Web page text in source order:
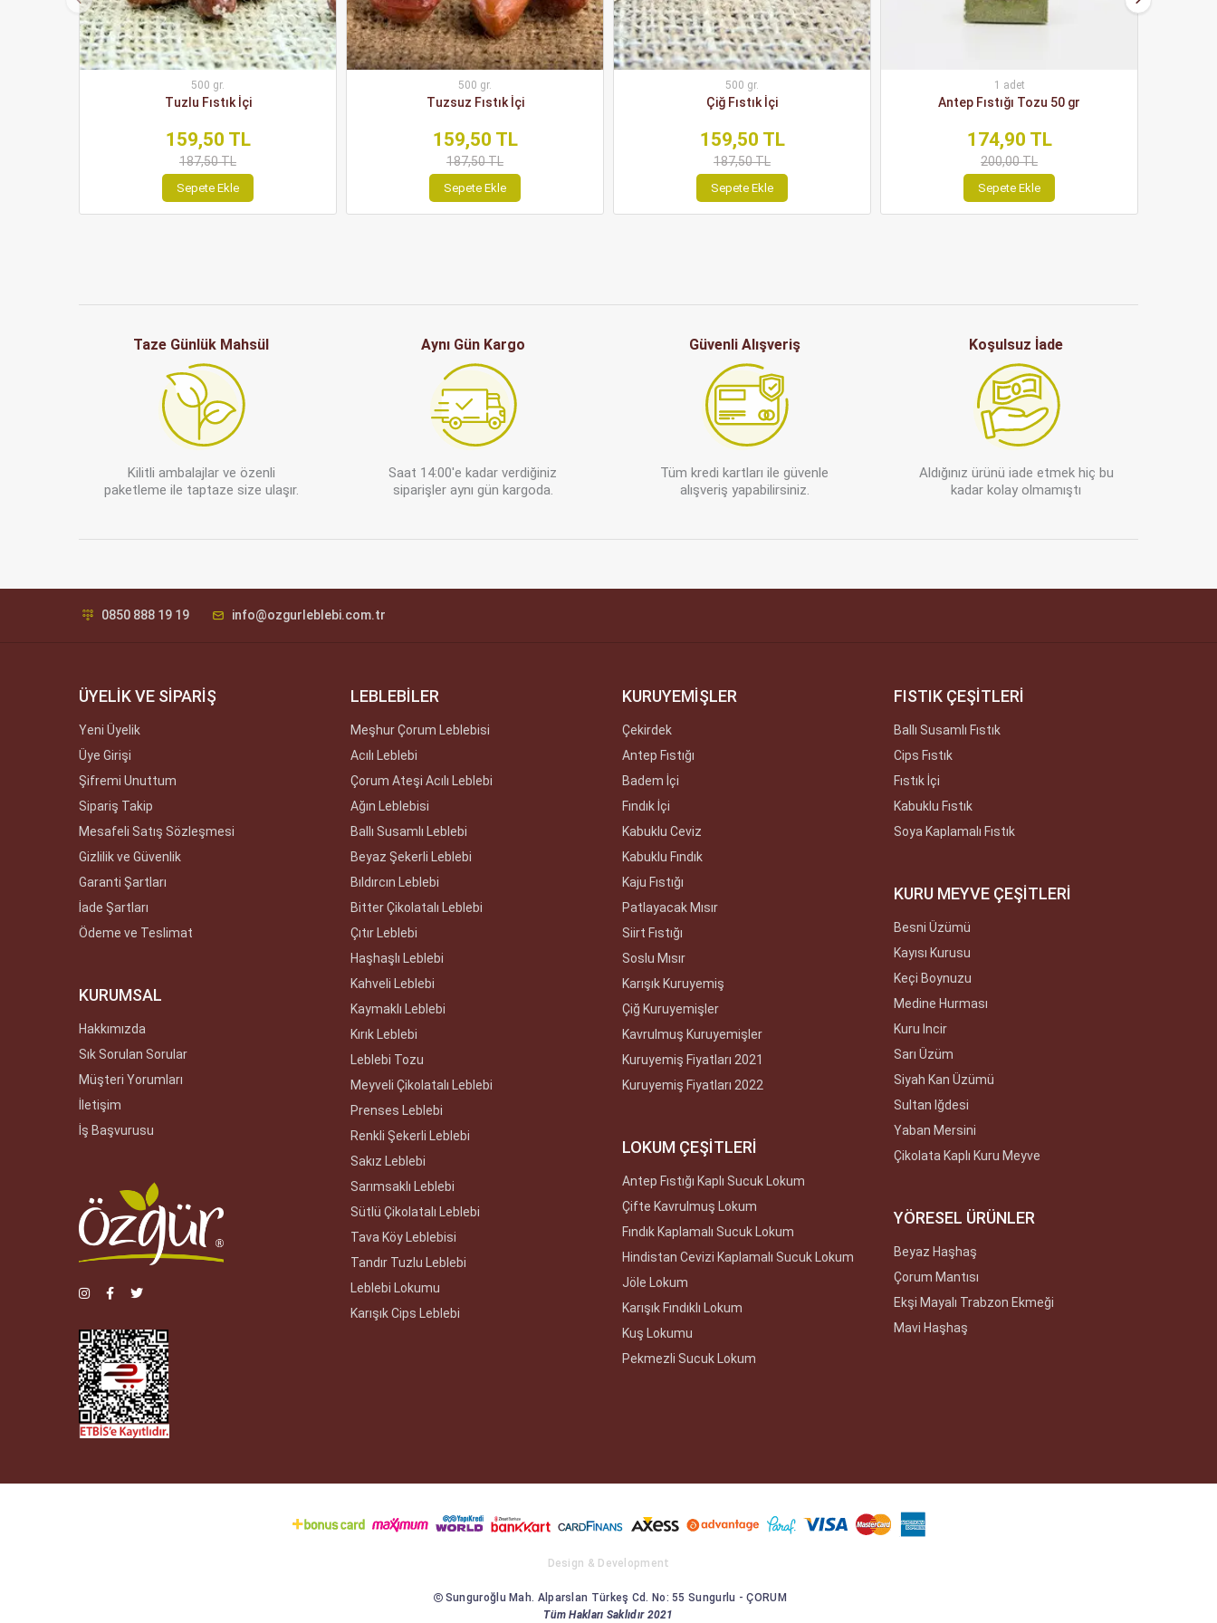
500 gr.
Tuzlu Fıstık İçi
159,50 TL
187,50 TL
Sepete Ekle
500 gr.
Tuzsuz Fıstık İçi
159,50 TL
187,50 TL
Sepete Ekle
500 gr.
Çiğ Fıstık İçi
159,50 TL
187,50 TL
Sepete Ekle
1 adet
Antep Fıstığı Tozu 50 gr
174,90 TL
200,00 TL
Sepete Ekle
Taze Günlük Mahsül
Kilitli ambalajlar ve özenli
paketleme ile taptaze size ulaşır.
Aynı Gün Kargo
Saat 14:00'e kadar verdiğiniz
siparişler aynı gün kargoda.
Güvenli Alışveriş
Tüm kredi kartları ile güvenle
alışveriş yapabilirsiniz.
Koşulsuz İade
Aldığınız ürünü iade etmek hiç bu
kadar kolay olmamıştı
0850 888 19 19 info@ozgurleblebi.com.tr
ÜYELİK VE SİPARİŞ
Yeni Üyelik
Üye Girişi
Şifremi Unuttum
Sipariş Takip
Mesafeli Satış Sözleşmesi
Gizlilik ve Güvenlik
Garanti Şartları
İade Şartları
Ödeme ve Teslimat
KURUMSAL
Hakkımızda
Sık Sorulan Sorular
Müşteri Yorumları
İletişim
İş Başvurusu
LEBLEBİLER
Meşhur Çorum Leblebisi
Acılı Leblebi
Çorum Ateşi Acılı Leblebi
Ağın Leblebisi
Ballı Susamlı Leblebi
Beyaz Şekerli Leblebi
Bıldırcın Leblebi
Bitter Çikolatalı Leblebi
Çıtır Leblebi
Haşhaşlı Leblebi
Kahveli Leblebi
Kaymaklı Leblebi
Kırık Leblebi
Leblebi Tozu
Meyveli Çikolatalı Leblebi
Prenses Leblebi
Renkli Şekerli Leblebi
Sakız Leblebi
Sarımsaklı Leblebi
Sütlü Çikolatalı Leblebi
Tava Köy Leblebisi
Tandır Tuzlu Leblebi
Leblebi Lokumu
Karışık Cips Leblebi
KURUYEMİŞLER
Çekirdek
Antep Fıstığı
Badem İçi
Fındık İçi
Kabuklu Ceviz
Kabuklu Fındık
Kaju Fıstığı
Patlayacak Mısır
Siirt Fıstığı
Soslu Mısır
Karışık Kuruyemiş
Çiğ Kuruyemişler
Kavrulmuş Kuruyemişler
Kuruyemiş Fiyatları 2021
Kuruyemiş Fiyatları 2022
LOKUM ÇEŞİTLERİ
Antep Fıstığı Kaplı Sucuk Lokum
Çifte Kavrulmuş Lokum
Fındık Kaplamalı Sucuk Lokum
Hindistan Cevizi Kaplamalı Sucuk Lokum
Jöle Lokum
Karışık Fındıklı Lokum
Kuş Lokumu
Pekmezli Sucuk Lokum
FISTIK ÇEŞİTLERİ
Ballı Susamlı Fıstık
Cips Fıstık
Fıstık İçi
Kabuklu Fıstık
Soya Kaplamalı Fıstık
KURU MEYVE ÇEŞİTLERİ
Besni Üzümü
Kayısı Kurusu
Keçi Boynuzu
Medine Hurması
Kuru Incir
Sarı Üzüm
Siyah Kan Üzümü
Sultan Iğdesi
Yaban Mersini
Çikolata Kaplı Kuru Meyve
YÖRESEL ÜRÜNLER
Beyaz Haşhaş
Çorum Mantısı
Ekşi Mayalı Trabzon Ekmeği
Mavi Haşhaş
Design & Development
Sunguroğlu Mah. Alparslan Türkeş Cd. No: 55 Sungurlu - ÇORUM
Tüm Hakları Saklıdır 2021